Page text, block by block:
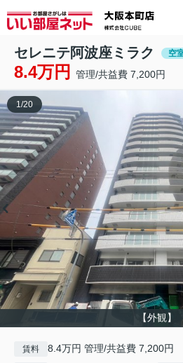
セレニテ阿波座ミラク 空
8.4万円 管理/共益費 7,200円
【外観】
1/20
賃料 8.4万円 管理/共益費 7,200円